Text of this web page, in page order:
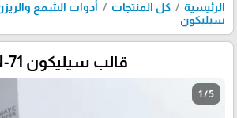
الرئيسية كل المنتجات أدوات الشمع والريزن
سيليكون
قالب سيليكون N-71
1 / 5